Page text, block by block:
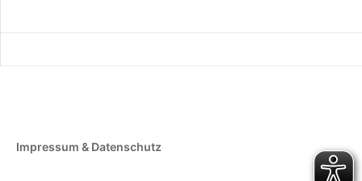
Impressum & Datenschutz